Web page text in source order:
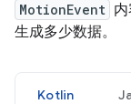
MotionEvent
生成多少数据。
Kotlin